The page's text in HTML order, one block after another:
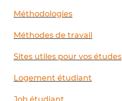
Méthodologies
Méthodes de travail
Sites utiles pour vos études
Logement étudiant